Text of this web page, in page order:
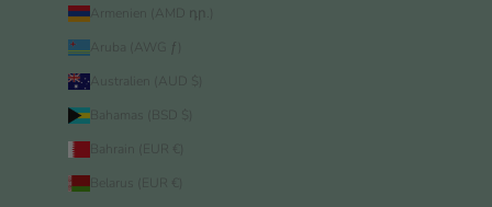
Armenien (AMD դր.)
Aruba (AWG ƒ)
Australien (AUD $)
Bahamas (BSD $)
Bahrain (EUR €)
Belarus (EUR €)